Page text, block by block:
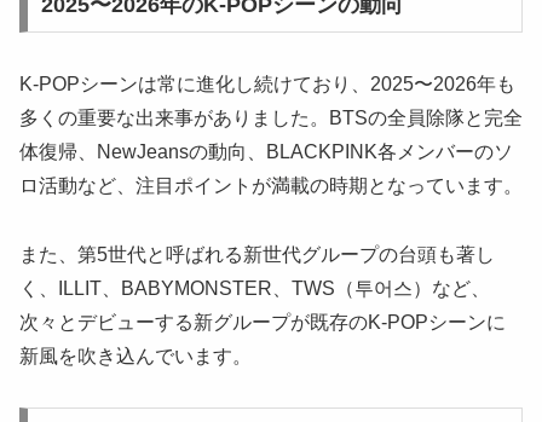
K-POPシーンは常に進化し続けており、2025〜2026年も
多くの重要な出来事がありました。BTSの全員除隊と完全
体復帰、NewJeansの動向、BLACKPINK各メンバーのソ
ロ活動など、注目ポイントが満載の時期となっています。
また、第5世代と呼ばれる新世代グループの台頭も著し
く、ILLIT、BABYMONSTER、TWS（투어스）など、
次々とデビューする新グループが既存のK-POPシーンに
新風を吹き込んでいます。